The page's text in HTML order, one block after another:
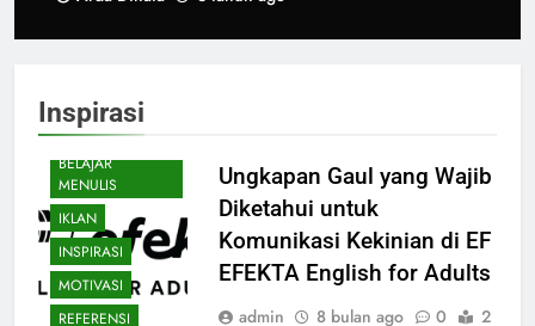
Inspirasi
BELAJAR
MENULIS
IKLAN
INSPIRASI
MOTIVASI
REFERENSI
Ungkapan Gaul yang Wajib
Diketahui untuk
Komunikasi Kekinian di EF
EFEKTA English for Adults
admin 8 bulan ago 0
2